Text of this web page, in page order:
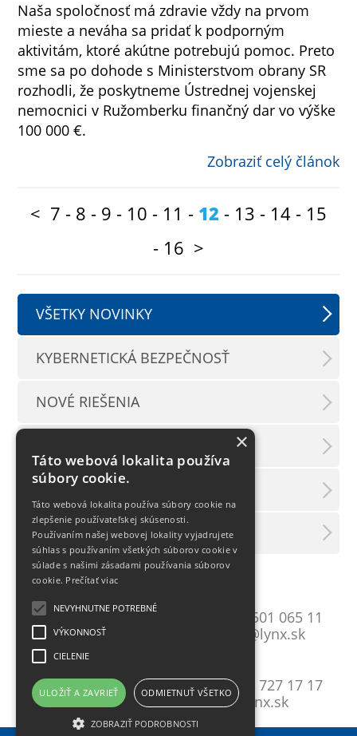
Naša spoločnosť má zdravie vždy na prvom
mieste a neváha sa pridať k podporným
aktivitám, ktoré akútne potrebujú pomoc. Preto
sme sa po dohode s Ministerstvom obrany SR
rozhodli, že poskytneme Ústrednej vojenskej
nemocnici v Ružomberku finančný dar vo výške
100 000 €.
Zobraziť celý článok
< 7 - 8 - 9 - 10 - 11 - 12 - 13 - 14 - 15
- 16 >
VŠETKY NOVINKY
KYBERNETICKÁ BEZPEČNOSŤ
NOVÉ RIEŠENIA
TLAČOVÉ SPRÁVY
LX INFORMAČNÝ SERVIS
Bratislava
Mlynské Nivy 10
821 09 Bratislava
+421 2 501 065 11
lynxba@lynx.sk
Košice
Gavlovičova 9
040 17 Košice
T:+421 55 727 17 17
E: lynx@lynx.sk
×
Táto webová lokalita používa
súbory cookie.
Táto webová lokalita používa súbory cookie na
zlepšenie používateľskej skúsenosti.
Používaním našej webovej lokality vyjadrujete
súhlas s používaním všetkých súborov cookie v
súlade s našimi zásadami používania súborov
cookie. Prečítať viac
NEVYHNUTNE POTREBNÉ
VÝKONNOSŤ
CIELENIE
ULOŽIŤ A ZAVRIEŤ ODMIETNUŤ VŠETKO
ZOBRAZIŤ PODROBNOSTI